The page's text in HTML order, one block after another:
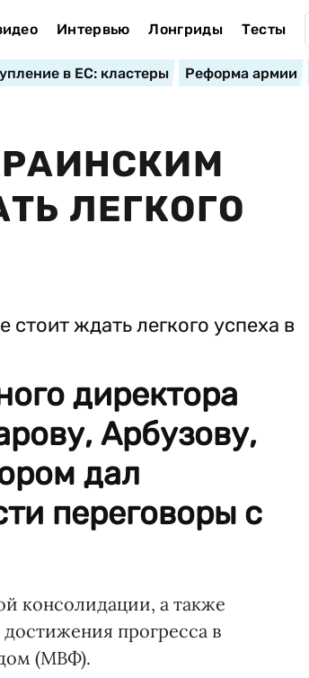
Интервью Лонгриды Тесты
в ЕС: кластеры Реформа армии
ЛЕГКОГО
директора
Арбузову,
дал
переговоры с
консолидации, а также
прогресса в
(МВФ).